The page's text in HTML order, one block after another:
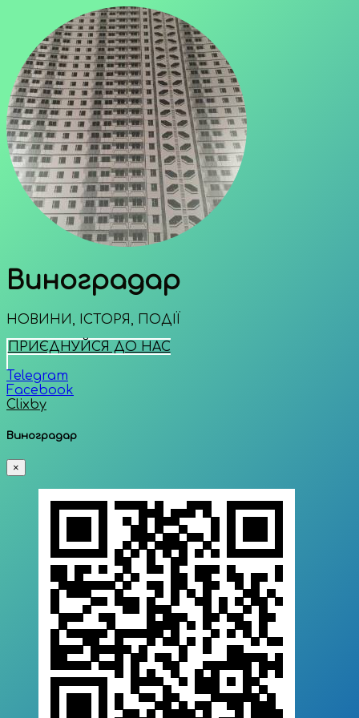
Виноградар
НОВИНИ, ІСТОРЯ, ПОДІЇ
ПРИЄДНУЙСЯ ДО НАС
Telegram
Facebook
Clixby
Виноградар
×